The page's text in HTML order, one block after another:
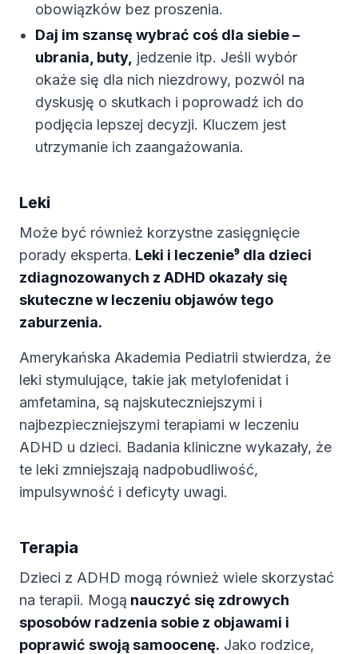
obowiązków bez proszenia.
Daj im szansę wybrać coś dla siebie –
ubrania, buty, jedzenie itp. Jeśli wybór
okaże się dla nich niezdrowy, pozwól na
dyskusję o skutkach i poprowadź ich do
podjęcia lepszej decyzji. Kluczem jest
utrzymanie ich zaangażowania.
Leki
Może być również korzystne zasięgnięcie
porady eksperta. Leki i leczenie⁹ dla dzieci
zdiagnozowanych z ADHD okazały się
skuteczne w leczeniu objawów tego
zaburzenia.
Amerykańska Akademia Pediatrii stwierdza, że
leki stymulujące, takie jak metylofenidat i
amfetamina, są najskuteczniejszymi i
najbezpieczniejszymi terapiami w leczeniu
ADHD u dzieci. Badania kliniczne wykazały, że
te leki zmniejszają nadpobudliwość,
impulsywność i deficyty uwagi.
Terapia
Dzieci z ADHD mogą również wiele skorzystać
na terapii. Mogą nauczyć się zdrowych
sposobów radzenia sobie z objawami i
poprawić swoją samoocenę. Jako rodzice,